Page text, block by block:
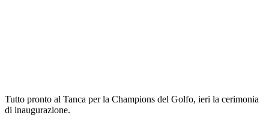
Tutto pronto al Tanca per la Champions del Golfo, ieri la cerimonia
di inaugurazione.